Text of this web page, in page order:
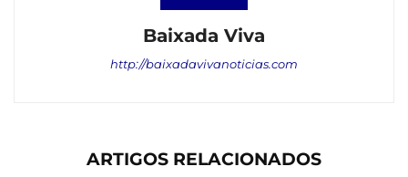
Baixada Viva
http://baixadavivanoticias.com
ARTIGOS RELACIONADOS